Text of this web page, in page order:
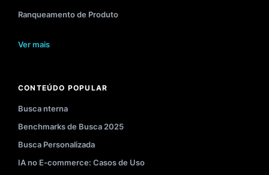
Ranqueamento de Produto
Ver mais
CONTEÚDO POPULAR
Busca nterna
Benchmarks de Busca 2025
Busca Personalizada
IA no E-commerce: Casos de Uso